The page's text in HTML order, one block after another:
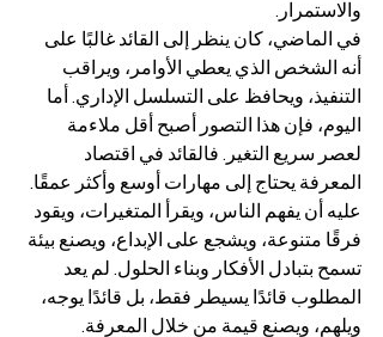
والاستمرار.
في الماضي، كان ينظر إلى القائد غالبًا على
أنه الشخص الذي يعطي الأوامر، ويراقب
التنفيذ، ويحافظ على التسلسل الإداري. أما
اليوم، فإن هذا التصور أصبح أقل ملاءمة
لعصر سريع التغير. فالقائد في اقتصاد
المعرفة يحتاج إلى مهارات أوسع وأكثر عمقًا.
عليه أن يفهم الناس، ويقرأ المتغيرات، ويقود
فرقًا متنوعة، ويشجع على الإبداع، ويصنع بيئة
تسمح بتبادل الأفكار وبناء الحلول. لم يعد
المطلوب قائدًا يسيطر فقط، بل قائدًا يوجه،
ويلهم، ويصنع قيمة من خلال المعرفة.